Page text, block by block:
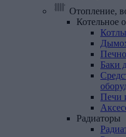
Отопление,
Котельное
Котлы
Баки
Печи
Радиаторы